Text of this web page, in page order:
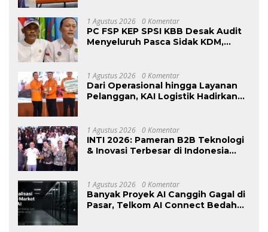
1 Agustus 2026 0 Komentar
PC FSP KEP SPSI KBB Desak Audit
Menyeluruh Pasca Sidak KDM,
Ketenagakerjaan”
1 Agustus 2026 0 Komentar
Dari Operasional hingga Layanan
Pelanggan, KAI Logistik Hadirkan
1 Agustus 2026 0 Komentar
INTI 2026: Pameran B2B Teknologi
& Inovasi Terbesar di Indonesia
1 Agustus 2026 0 Komentar
Banyak Proyek AI Canggih Gagal di
Pasar, Telkom AI Connect Bedah